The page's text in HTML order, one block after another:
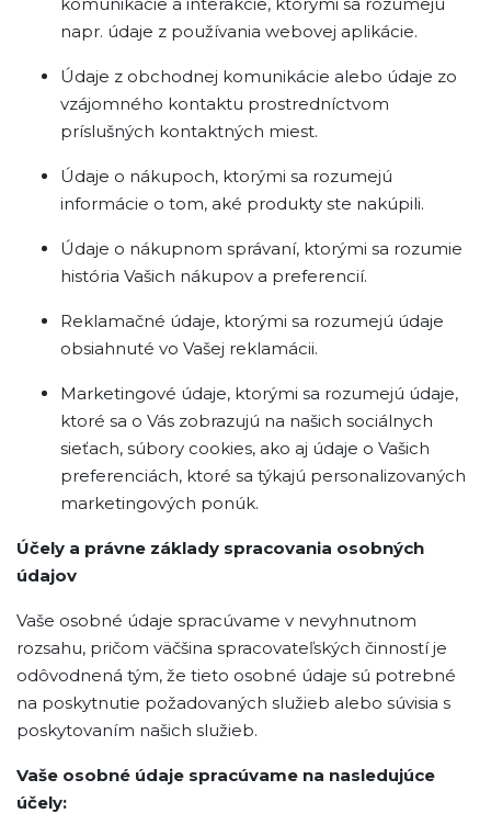
komunikácie a interakcie, ktorými sa rozumejú
napr. údaje z používania webovej aplikácie.
Údaje z obchodnej komunikácie alebo údaje zo
vzájomného kontaktu prostredníctvom
príslušných kontaktných miest.
Údaje o nákupoch, ktorými sa rozumejú
informácie o tom, aké produkty ste nakúpili.
Údaje o nákupnom správaní, ktorými sa rozumie
história Vašich nákupov a preferencií.
Reklamačné údaje, ktorými sa rozumejú údaje
obsiahnuté vo Vašej reklamácii.
Marketingové údaje, ktorými sa rozumejú údaje,
ktoré sa o Vás zobrazujú na našich sociálnych
sieťach, súbory cookies, ako aj údaje o Vašich
preferenciách, ktoré sa týkajú personalizovaných
marketingových ponúk.
Účely a právne základy spracovania osobných
údajov
Vaše osobné údaje spracúvame v nevyhnutnom
rozsahu, pričom väčšina spracovateľských činností je
odôvodnená tým, že tieto osobné údaje sú potrebné
na poskytnutie požadovaných služieb alebo súvisia s
poskytovaním našich služieb.
Vaše osobné údaje spracúvame na nasledujúce
účely: